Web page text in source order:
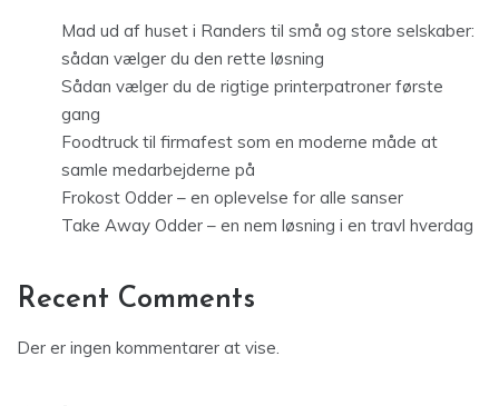
Mad ud af huset i Randers til små og store selskaber:
sådan vælger du den rette løsning
Sådan vælger du de rigtige printerpatroner første
gang
Foodtruck til firmafest som en moderne måde at
samle medarbejderne på
Frokost Odder – en oplevelse for alle sanser
Take Away Odder – en nem løsning i en travl hverdag
Recent Comments
Der er ingen kommentarer at vise.